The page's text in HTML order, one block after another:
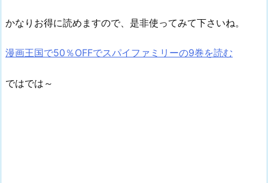
かなりお得に読めますので、是非使ってみて下さいね。
漫画王国で50％OFFでスパイファミリーの9巻を読む
ではでは～